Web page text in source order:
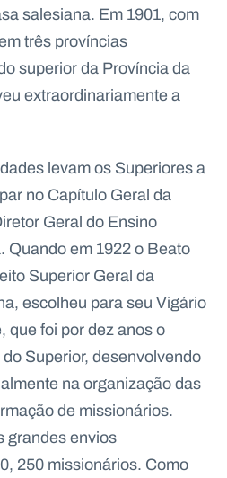
salesiana. Em 1901, com
três províncias
superior da Província da
extraordinariamente a
levam os Superiores a
no Capítulo Geral da
Geral do Ensino
Quando em 1922 o Beato
Superior Geral da
escolheu para seu Vigário
que foi por dez anos o
Superior, desenvolvendo
na organização das
de missionários.
grandes envios
250 missionários. Como